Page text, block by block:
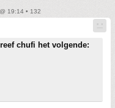
19:14 • 132
chufi het volgende: